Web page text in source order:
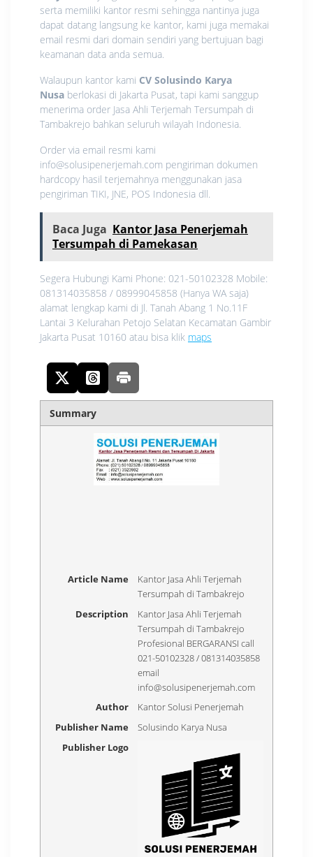
serta memiliki kantor resmi sehingga nantinya juga
dapat datang langsung ke kantor, kami juga memakai
email resmi dari domain sendiri yang bertujuan bagi
keamanan data anda semua.
Walaupun kantor kami CV Solusindo Karya
Nusa berlokasi di Jakarta Pusat, tapi kami sanggup
menerima order Jasa Ahli Terjemah Tersumpah di
Tambakrejo bahkan seluruh wilayah Indonesia.
Order via email resmi kami
info@solusipenerjemah.com pengiriman dokumen
hardcopy hasil terjemahnya menggunakan jasa
pengiriman TIKI, JNE, POS Indonesia dll.
Baca Juga Kantor Jasa Penerjemah
Tersumpah di Pamekasan
Segera Hubungi Kami Phone: 021-50102328 Mobile:
081314035858 / 08999045858 (Hanya WA saja)
alamat lengkap kami di Jl. Tanah Abang 1 No.11F
Lantai 3 Kelurahan Petojo Selatan Kecamatan Gambir
Jakarta Pusat 10160 atau bisa klik maps
Summary
Article Name
Kantor Jasa Ahli Terjemah
Tersumpah di Tambakrejo
Description
Kantor Jasa Ahli Terjemah
Tersumpah di Tambakrejo
Profesional BERGARANSI call
021-50102328 / 081314035858
email
info@solusipenerjemah.com
Author
Kantor Solusi Penerjemah
Publisher Name
Solusindo Karya Nusa
Publisher Logo